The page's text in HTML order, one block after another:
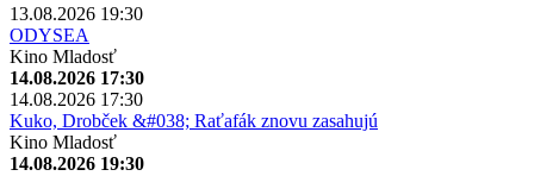
13.08.2026 19:30
ODYSEA
Kino Mladosť
14.08.2026 17:30
14.08.2026 17:30
Kuko, Drobček &#038; Raťafák znovu zasahujú
Kino Mladosť
14.08.2026 19:30